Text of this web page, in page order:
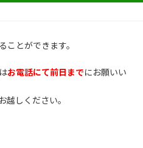
ことができます。
お電話にて前日までにお願いい
越しください。